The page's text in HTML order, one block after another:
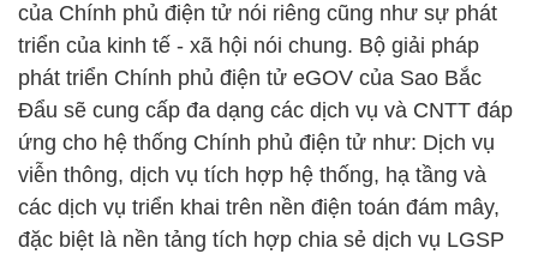
của Chính phủ điện tử nói riêng cũng như sự phát
triển của kinh tế - xã hội nói chung. Bộ giải pháp
phát triển Chính phủ điện tử eGOV của Sao Bắc
Đẩu sẽ cung cấp đa dạng các dịch vụ và CNTT đáp
ứng cho hệ thống Chính phủ điện tử như: Dịch vụ
viễn thông, dịch vụ tích hợp hệ thống, hạ tầng và
các dịch vụ triển khai trên nền điện toán đám mây,
đặc biệt là nền tảng tích hợp chia sẻ dịch vụ LGSP